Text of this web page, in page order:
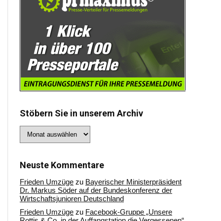
Stöbern Sie in unserem Archiv
Sie
Archiv
Neuste Kommentare
Frieden Umzüge zu Bayerischer Ministerpräsident
Dr. Markus Söder auf der Bundeskonferenz der
Wirtschaftsjunioren Deutschland
Frieden Umzüge zu Facebook-Gruppe „Unsere